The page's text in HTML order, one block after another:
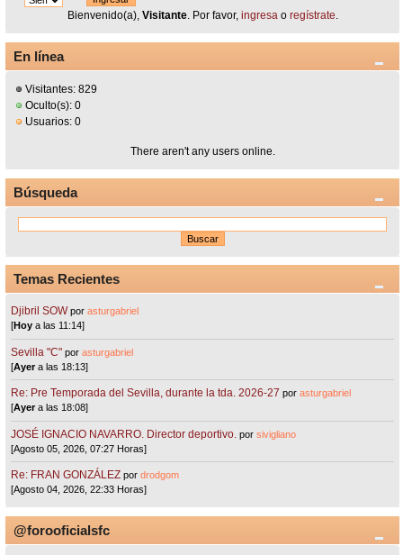
Bienvenido(a), Visitante. Por favor, ingresao regístrate.
En línea
Visitantes: 829
Oculto(s): 0
Usuarios: 0
There aren't any users online.
Búsqueda
Temas Recientes
Djibril SOW porasturgabriel
[Hoy a las 11:14]
Sevilla "C"porasturgabriel
[Ayera las 18:13]
Re: Pre Temporada del Sevilla, durante la tda. 2026-27 porasturgabriel
[Ayera las 18:08]
JOSÉ IGNACIO NAVARRO. Director deportivo. porsivigliano
[Agosto 05, 2026, 07:27 Horas]
Re: FRAN GONZÁLEZ pordrodgom
[Agosto 04, 2026, 22:33 Horas]
@forooficialsfc